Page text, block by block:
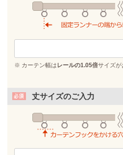
※ カーテン幅は レールの1.05倍サイズが
丈サイズのご入力